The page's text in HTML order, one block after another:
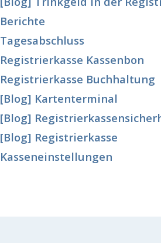
Berichte
Tagesabschluss
Registrierkasse Kassenbon
Registrierkasse Buchhaltung
[Blog] Kartenterminal
[Blog]
[Blog] Registrierkasse
Kasseneinstellungen